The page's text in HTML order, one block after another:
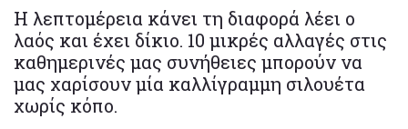
Η λεπτομέρεια κάνει τη διαφορά λέει ο
λαός και έχει δίκιο. 10 μικρές αλλαγές στις
καθημερινές μας συνήθειες μπορούν να
μας χαρίσουν μία καλλίγραμμη σιλουέτα
χωρίς κόπο.